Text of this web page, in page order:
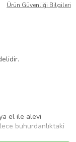
Ürün Güvenliği Bilgileri
el ile alevi
buhurdanlıktaki